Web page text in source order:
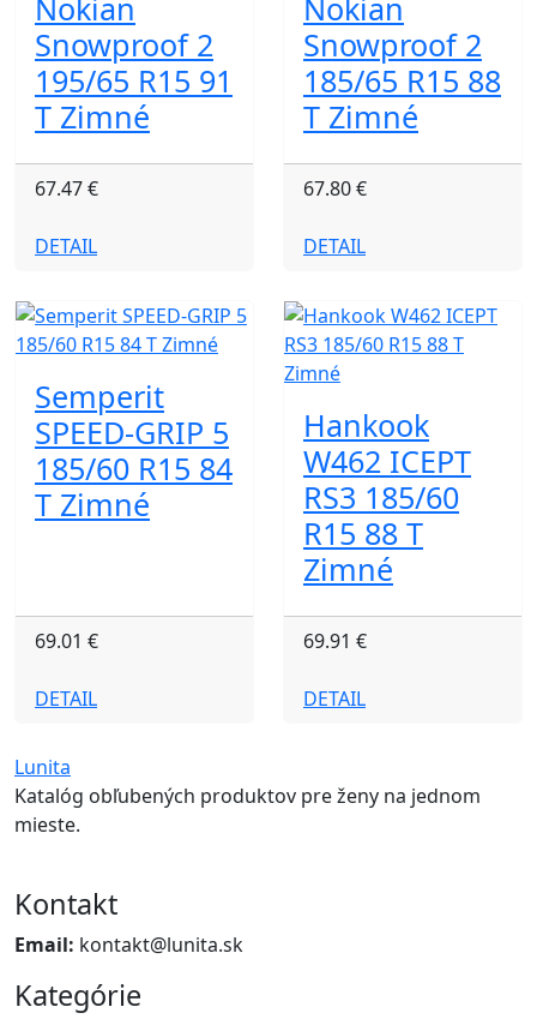
Nokian
Snowproof 2
195/65 R15 91
T Zimné
67.47 €
DETAIL
Nokian
Snowproof 2
185/65 R15 88
T Zimné
67.80 €
DETAIL
Semperit
SPEED-GRIP 5
185/60 R15 84
T Zimné
69.01 €
DETAIL
Hankook
W462 ICEPT
RS3 185/60
R15 88 T
Zimné
69.91 €
DETAIL
Lunita
Katalóg obľubených produktov pre ženy na jednom
mieste.
Kontakt
Email: kontakt@lunita.sk
Kategórie